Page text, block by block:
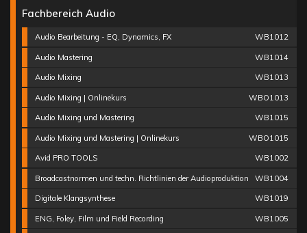
Fachbereich Audio
Audio Bearbeitung - EQ, Dynamics, FX WB1012
Audio Mastering WB1014
Audio Mixing WB1013
Audio Mixing | Onlinekurs WBO1013
Audio Mixing und Mastering WB1015
Audio Mixing und Mastering | Onlinekurs WBO1015
Avid PRO TOOLS WB1002
Broadcastnormen und techn. Richtlinien der Audioproduktion WB1004
Digitale Klangsynthese WB1019
ENG, Foley, Film und Field Recording WB1005